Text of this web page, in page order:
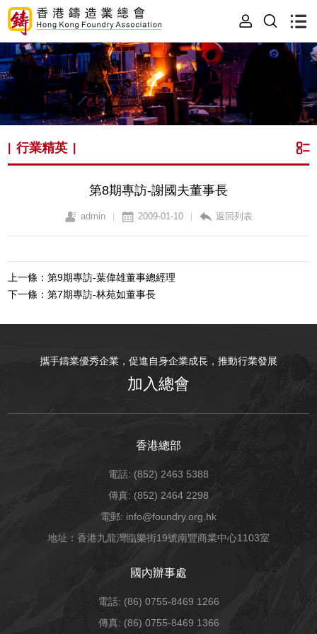
|行業精英
第8期專訪-謝國夫董事長
admin | 2009-01-10 | 返回列表
上一條：第9期專訪-葉偉雄董事總經理
下一條：第7期專訪-林苑如董事長
攜手鑄業優秀企業，促進自身企業成長，推動行業發展
加入總會
香港總部
電話: (852) 2463 5388
傳真: (852) 2464 2298
電郵: info@foundry.org.hk
地址：香港九龍灣臨樂街19號南豐商業中心1103室
國內辦事處
電話: (86) 0755-8469 1266
傳真: (86) 0755-8469 1366